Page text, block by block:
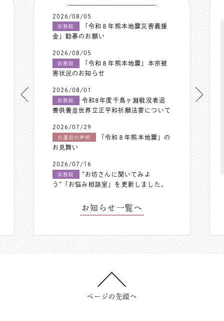
2026/08/05
宗務院
「令和８年熊本地震災害義援
金」勧募のお願い
2026/08/05
宗務院
「令和８年熊本地震」本宗被
害状況のお知らせ
2026/08/01
宗務院
令和8年度千鳥ヶ淵戦没者追
善供養並世界立正平和祈願法要について
2026/07/29
日蓮宗の声明
「令和８年熊本地震」の
お見舞い
2026/07/16
宗務院
”お坊さんに聞いてみよ
う”「お悩み相談室」を更新しました。
お知らせ一覧へ
ページの先頭へ